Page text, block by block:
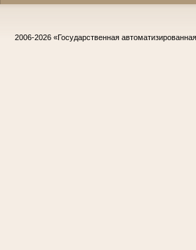
2006-2026 «Государственная